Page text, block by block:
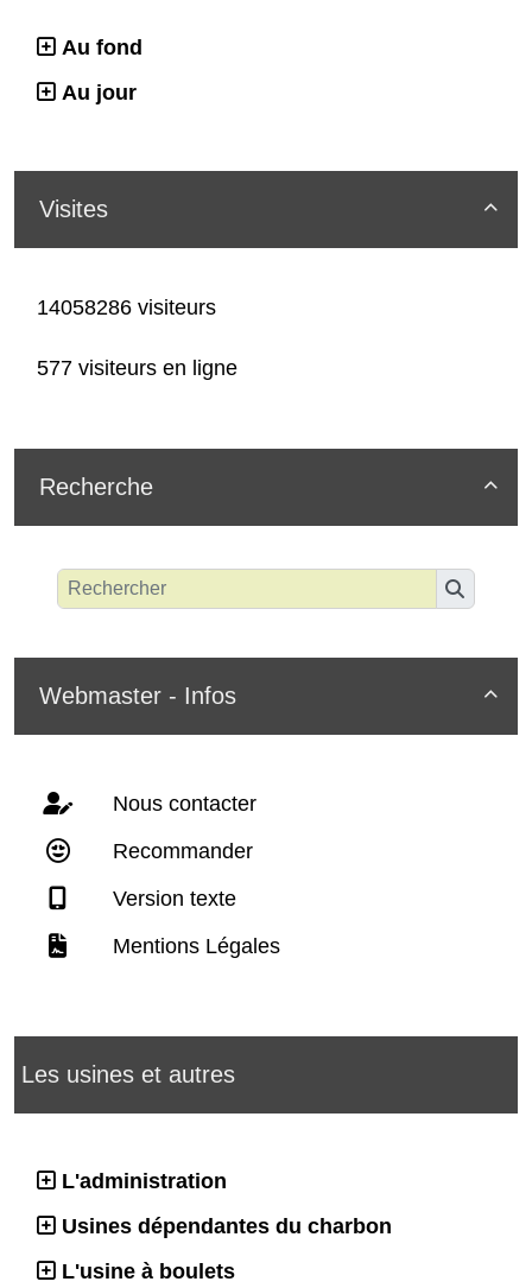
Au fond
Au jour

Visites
14058286 visiteurs
577 visiteurs en ligne

Recherche

Webmaster - Infos
Nous contacter
Recommander
Version texte
Mentions Légales
Les usines et autres
L'administration
Usines dépendantes du charbon
L'usine à boulets